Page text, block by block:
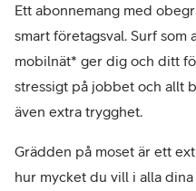
Ett abonnemang med
smart företagsval. Surf som
mobilnät* ger dig och ditt
stressigt på jobbet och allt
även extra trygghet.
Grädden på moset är ett
hur mycket du vill i alla